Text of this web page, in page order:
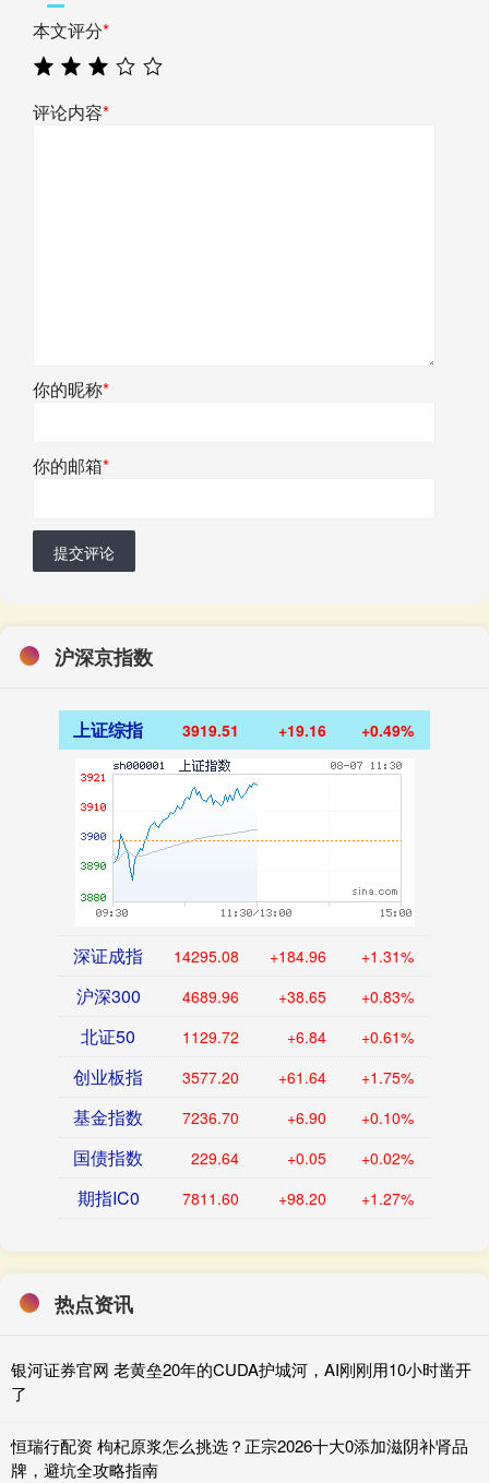
本文评分*
评论内容*
你的昵称*
你的邮箱*
提交评论
沪深京指数
上证综指 3919.51 +19.16 +0.49%
深证成指 14295.08 +184.96 +1.31%
沪深300 4689.96 +38.65 +0.83%
北证50 1129.72 +6.84 +0.61%
创业板指 3577.20 +61.64 +1.75%
基金指数 7236.70 +6.90 +0.10%
国债指数 229.64 +0.05 +0.02%
期指IC0 7811.60 +98.20 +1.27%
热点资讯
银河证券官网 老黄垒20年的CUDA护城河，AI刚刚用10小时凿开
了
恒瑞行配资 枸杞原浆怎么挑选？正宗2026十大0添加滋阴补肾品
牌，避坑全攻略指南